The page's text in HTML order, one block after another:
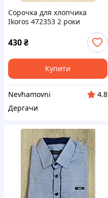
Сорочка для хлопчика
Ikoros 472353 2 роки
430₴
Купити
Nevhamovni
4.8
Дергачи